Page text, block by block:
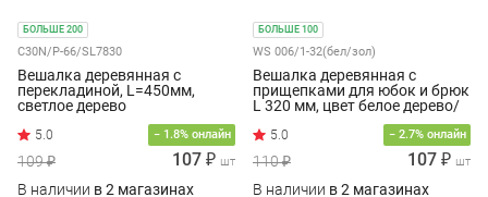
БОЛЬШЕ 200
C30N/P-66/SL7830
Вешалка деревянная с
перекладиной, L=450мм,
светлое дерево
5.0 − 1.8% онлайн
109 ₽ 107 ₽ шт
В наличии в 2 магазинах
БОЛЬШЕ 100
WS 006/1-32(бел/зол)
Вешалка деревянная с
прищепками для юбок и брюк
L 320 мм, цвет белое дерево/
зол, WS 006/1-32(бел/зо)
− 2.7% онлайн
110 ₽ 107 ₽ шт
В наличии в 2 магазинах